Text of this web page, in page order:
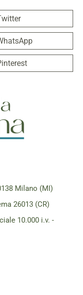
Milano (MI)
26013 (CR)
10.000 i.v. -